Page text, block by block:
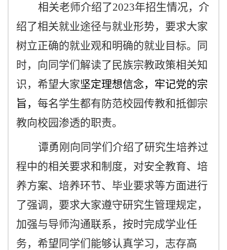
相关老师介绍了2023年招生情况，介
绍了相关就业途径与就业形势，要求大家
树立正确的就业观和明确的就业目标。同
时，向同学们解读了民族宗教政策相关知
识，希望大家坚定理想信念，牢记党的宗
旨 ， 每名学生都有防范校园传教和抵御宗
教向校园渗透的职责。
谭勇刚 向同学们介绍了研究生培养过
程中的相关要求和制度，对安全教育、 培
养方案、 培养环节、 毕业要求等方面进行
了强调，要求大家遵守研究生管理规定，
加强与导师沟通联系， 按时完成学业任
务， 希望同学们能够认真学习， 志存高